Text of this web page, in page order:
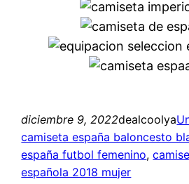
diciembre 9, 2022dealcoolya
camiseta españa baloncesto
españa futbol femenino,
española 2018 mujer